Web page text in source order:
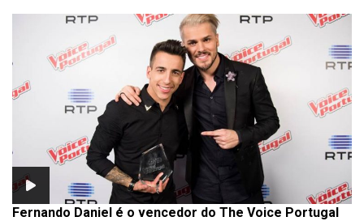
Fernando Daniel é o vencedor do The Voice Portugal